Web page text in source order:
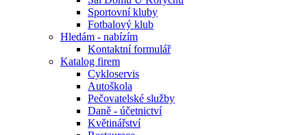
Sportovní kluby
Fotbalový klub
Hledám - nabízím
Kontaktní formulář
Katalog firem
Cykloservis
Autoškola
Pečovatelské služby
Daně - účetnictví
Květinářství